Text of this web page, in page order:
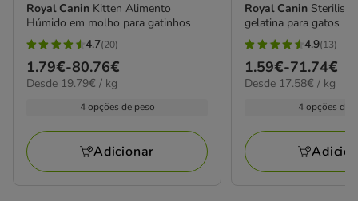
Royal Canin Kitten Alimento
Húmido em molho para gatinhos
4.7
estrelas
com
avaliações
4.7(20)
Preço
de
80.76€
1.79€-80.76€
19.79€
Desde 19.79€ / kg
4 opções de peso
Adicionar
Royal Canin
gelatina para gatos
4.9
estrelas
com
avaliações
4.9(13)
Preço
de
71.74€
1.59€-71.74€
17.58€
Desde 17.58€ / kg
4 opções de